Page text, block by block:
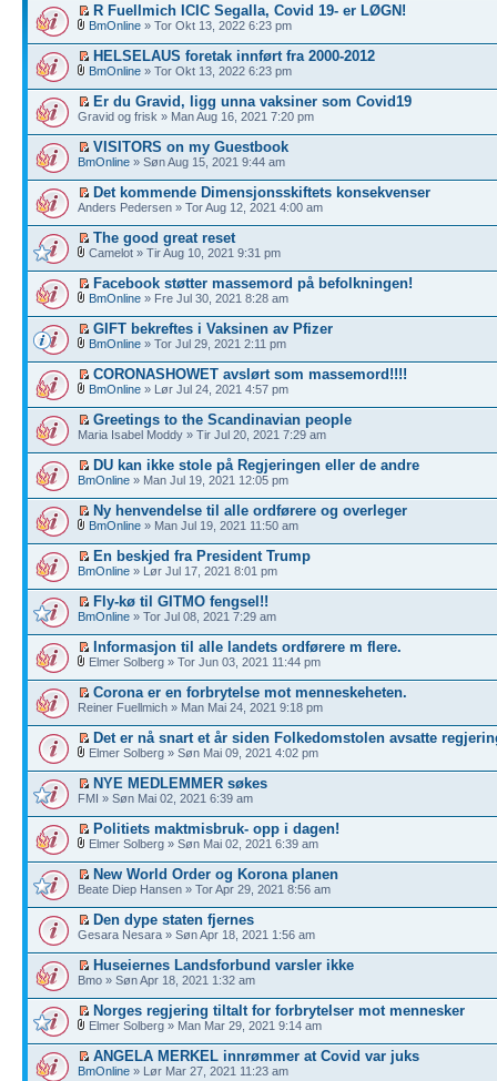
R Fuellmich ICIC Segalla, Covid 19- er LØGN!
BmOnline » Tor Okt 13, 2022 6:23 pm
HELSELAUS foretak innført fra 2000-2012
BmOnline » Tor Okt 13, 2022 6:23 pm
Er du Gravid, ligg unna vaksiner som Covid19
Gravid og frisk » Man Aug 16, 2021 7:20 pm
VISITORS on my Guestbook
BmOnline » Søn Aug 15, 2021 9:44 am
Det kommende Dimensjonsskiftets konsekvenser
Anders Pedersen » Tor Aug 12, 2021 4:00 am
The good great reset
Camelot » Tir Aug 10, 2021 9:31 pm
Facebook støtter massemord på befolkningen!
BmOnline » Fre Jul 30, 2021 8:28 am
GIFT bekreftes i Vaksinen av Pfizer
BmOnline » Tor Jul 29, 2021 2:11 pm
CORONASHOWET avslørt som massemord!!!!
BmOnline » Lør Jul 24, 2021 4:57 pm
Greetings to the Scandinavian people
Maria Isabel Moddy » Tir Jul 20, 2021 7:29 am
DU kan ikke stole på Regjeringen eller de andre
BmOnline » Man Jul 19, 2021 12:05 pm
Ny henvendelse til alle ordførere og overleger
BmOnline » Man Jul 19, 2021 11:50 am
En beskjed fra President Trump
BmOnline » Lør Jul 17, 2021 8:01 pm
Fly-kø til GITMO fengsel!!
BmOnline » Tor Jul 08, 2021 7:29 am
Informasjon til alle landets ordførere m flere.
Elmer Solberg » Tor Jun 03, 2021 11:44 pm
Corona er en forbrytelse mot menneskeheten.
Reiner Fuellmich » Man Mai 24, 2021 9:18 pm
Det er nå snart et år siden Folkedomstolen avsatte
Elmer Solberg » Søn Mai 09, 2021 4:02 pm
NYE MEDLEMMER søkes
FMI » Søn Mai 02, 2021 6:39 am
Politiets maktmisbruk- opp i dagen!
Elmer Solberg » Søn Mai 02, 2021 6:39 am
New World Order og Korona planen
Beate Diep Hansen » Tor Apr 29, 2021 8:56 am
Den dype staten fjernes
Gesara Nesara » Søn Apr 18, 2021 1:56 am
Huseiernes Landsforbund varsler ikke
Bmo » Søn Apr 18, 2021 1:32 am
Norges regjering tiltalt for forbrytelser mot mennesker
Elmer Solberg » Man Mar 29, 2021 9:14 am
ANGELA MERKEL innrømmer at Covid var juks
BmOnline » Lør Mar 27, 2021 11:23 am